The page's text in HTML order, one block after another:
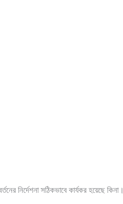
নির্দেশনা সঠিকভাবে কার্যকর হয়েছে কিনা।